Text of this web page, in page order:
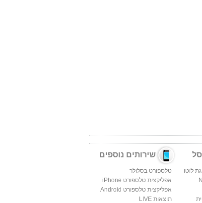
לוטו
שירותים נוספים
טלספורט בסלולר
אפליקצית טלספורט iPhone
אפליקצית טלספורט Android
תוצאות LIVE